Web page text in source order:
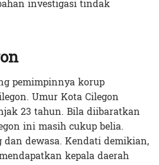
investigasi tindak
pemimpinnya korup
Umur Kota Cilegon
23 tahun. Bila diibaratkan
ini masih cukup belia.
dewasa. Kendati demikian,
kepala daerah